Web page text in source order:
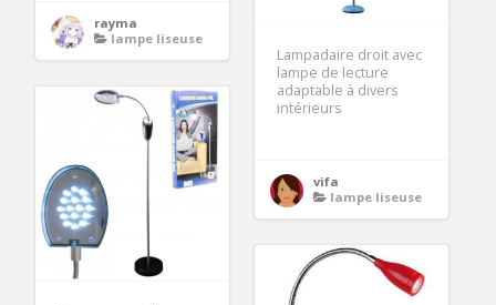
rayma
lampe liseuse
Lampadaire droit avec
lampe de lecture
adaptable à divers
intérieurs
vifa
lampe liseuse